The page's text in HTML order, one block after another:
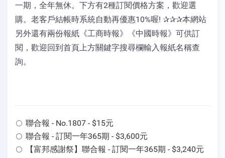
一期，全年無休。下方有2種訂閱價格方案，歡迎選
購。老客戶結帳時系統自動再優惠10%喔! ✰✰✰本網站
另外還有兩份報紙《工商時報》《中國時報》可供訂
閱，歡迎回到首頁上方關鍵字搜尋欄輸入報紙名稱查
詢。
聯合報 - No.1807 - $15元
聯合報 - 訂閱一年365期 - $3,600元
【富邦感謝祭】聯合報 - 訂閱一年365期 - $3,240元